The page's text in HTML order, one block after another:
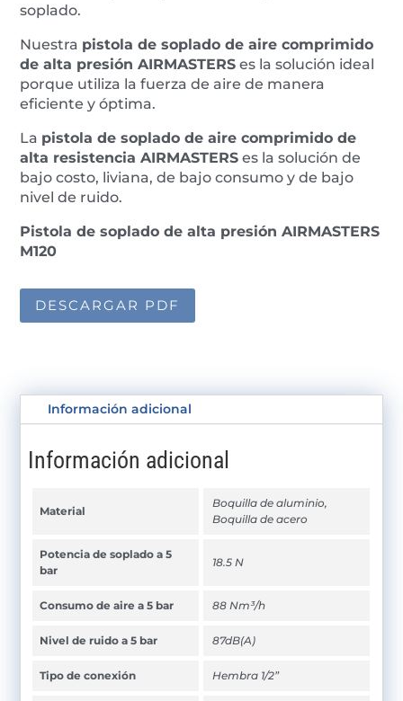
soplado.
Nuestra pistola de soplado de aire comprimido
de alta presión AIRMASTERS es la solución ideal
porque utiliza la fuerza de aire de manera
eficiente y óptima.
La pistola de soplado de aire comprimido de
alta resistencia AIRMASTERS es la solución de
bajo costo, liviana, de bajo consumo y de bajo
nivel de ruido.
Pistola de soplado de alta presión AIRMASTERS
M120
DESCARGAR PDF
Información adicional
Información adicional
Material
Boquilla de aluminio,
Boquilla de acero
Potencia de soplado a 5
bar
18.5 N
Consumo de aire a 5 bar 88 Nm³/h
Nivel de ruido a 5 bar 87dB(A)
Tipo de conexión Hembra 1/2”